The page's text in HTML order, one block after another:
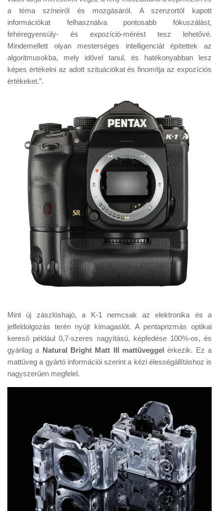
a téma színeiről és mozgásáról. A szenzortól kapott
információkat felhasználva pontosabb fókuszálást,
fehéregyensúly- és expozíció-mérést tesz lehetővé.
Mindemellett olyan mesterséges intelligenciát építettek az
algoritmusokba, mely idővel tanul, és hatékonyabban lesz
képes értékelni az adott szituációkat és finomítja az expozíciós
értékeket.”.
Mint új zászlóshajó, a K-1 nemcsak az elektronika és a
jelfeldolgozás terén nyújt kimagaslót. A pentaprizmás optikai
kereső például 0,7-szeres nagyítású, képfedése 100%-os, és
gyárilag a Natural Bright Matt III mattüveggel érkezik. Ez a
mattüveg a gyártó információi szerint a kézi élességállításhoz is
nagyszerűen megfelel.